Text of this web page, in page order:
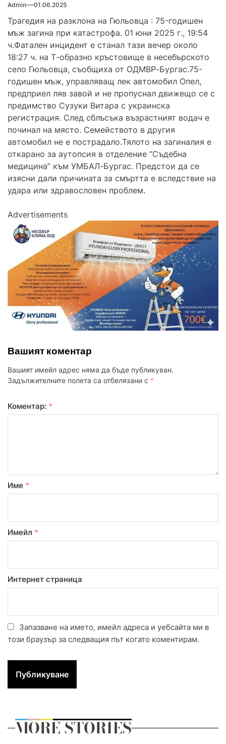
Admin 01.06.2025
Трагедия на разклона на Гюльовца : 75-годишен
мъж загина при катастрофа. 01 юни 2025 г., 19:54
ч.Фатален инцидент е станал тази вечер около
18:27 ч. на Т-образно кръстовище в несебърското
село Гюльовца, съобщиха от ОДМВР-Бургас.75-
годишен мъж, управляващ лек автомобил Опел,
предприел ляв завой и не пропуснал движещо се с
предимство Сузуки Витара с украинска
регистрация. След сблъсъка възрастният водач е
починал на място. Семейството в другия
автомобил не е пострадало.Тялото на загиналия е
откарано за аутопсия в отделение “Съдебна
медицина” към УМБАЛ-Бургас. Предстои да се
изясни дали причината за смъртта е вследствие на
удара или здравословен проблем.
Advertisements
Вашият коментар
Вашият имейл адрес няма да бъде публикуван.
Задължителните полета са отбелязани с *
Коментар: *
Име *
Имейл *
Интернет страница
Запазване на името, имейл адреса и уебсайта ми в
този браузър за следващия път когато коментирам.
MORE STORIES